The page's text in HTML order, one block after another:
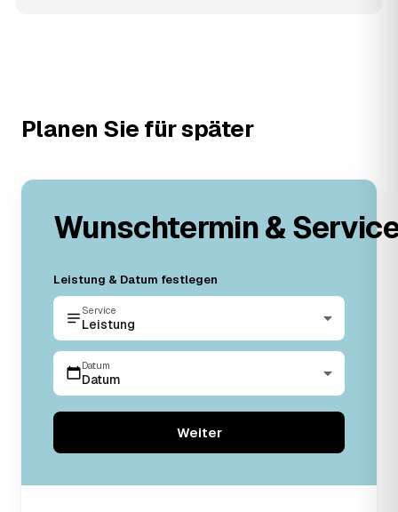
Planen Sie für später
Wunschtermin &
Leistung & Datum festlegen
Service
Leistung
Datum
Datum
Weiter